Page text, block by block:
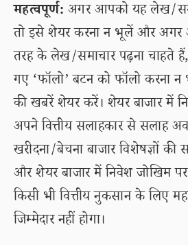
महत्वपूर्ण: अगर आपको यह लेख/
तो इसे शेयर करना न भूलें और
तरह के लेख/समाचार पढ़ना चाहते
गए ‘फॉलो’ बटन को फॉलो करना न
की खबरें शेयर करें। शेयर बाजार में
अपने वित्तीय सलाहकार से सलाह
खरीदना/बेचना बाजार विशेषज्ञों
और शेयर बाजार में निवेश जोखिम
किसी भी वित्तीय नुकसान के लिए
जिम्मेदार नहीं होगा।